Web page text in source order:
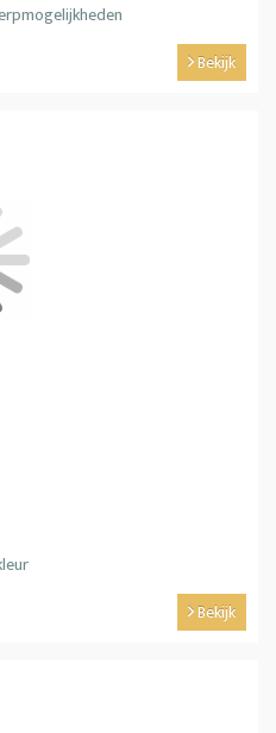
Bekijk
Bekijk